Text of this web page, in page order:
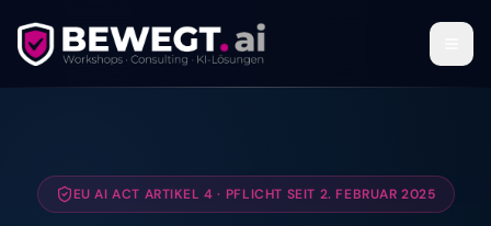
EU AI ACT ARTIKEL 4 · PFLICHT SEIT 2. FEBRUAR 2025